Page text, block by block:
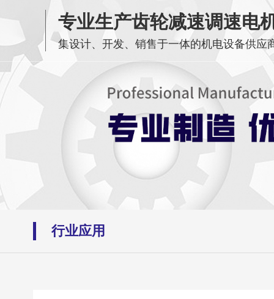
专业生产齿轮减速调速电
集设计、开发、销售于一体的机电设备供应
行业应用